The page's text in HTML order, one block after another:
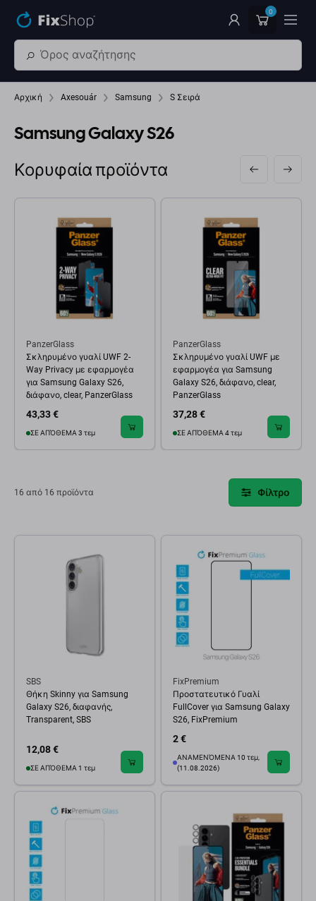
0
Αρχική Axesouár Samsung S Σειρά
Samsung Galaxy S26
Κορυφαία προϊόντα
PanzerGlass
Σκληρυμένο γυαλί UWF 2-
Way Privacy με εφαρμογέα
για Samsung Galaxy S26,
διάφανο, clear, PanzerGlass
43,33 €
ΣΕ ΑΠΌΘΕΜΑ 3 τεμ
PanzerGlass
Σκληρυμένο γυαλί UWF με
εφαρμογέα για Samsung
Galaxy S26, διάφανο, clear,
PanzerGlass
37,28 €
ΣΕ ΑΠΌΘΕΜΑ 4 τεμ
16 από 16 προϊόντα Φίλτρο
SBS
Θήκη Skinny για Samsung
Galaxy S26, διαφανής,
Transparent, SBS
12,08 €
ΣΕ ΑΠΌΘΕΜΑ 1 τεμ
FixPremium
Προστατευτικό Γυαλί
FullCover για Samsung Galaxy
S26, FixPremium
2 €
ΑΝΑΜΕΝΌΜΕΝΑ 10 τεμ,
(11.08.2026)